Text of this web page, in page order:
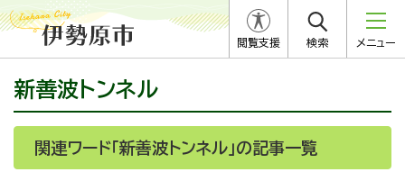
閲覧支援 検索 メニュー
新善波トンネル
関連ワード「新善波トンネル」の記事一覧